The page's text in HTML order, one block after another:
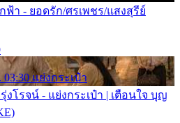
ฟ้า - ยอดรัก/ศรเพชร/แสงสุรีย์
03:30 แย่งกระเป๋า
งโรจน์ - แย่งกระเป๋า | เตือนใจ บุญ